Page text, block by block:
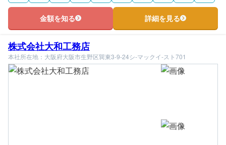
金額を知る 詳細を見る
株式会社大和工務店
本社所在地：大阪府大阪市生野区巽東3-9-24シ-マックイ-スト701